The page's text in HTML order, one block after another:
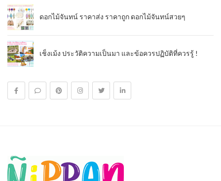
ดอกไม้จันทน์ ราคาส่ง ราคาถูก ดอกไม้จันทน์สวยๆ
เช็งเม้ง ประวัติความเป็นมา และข้อควรปฏิบัติที่ควรรู้ !